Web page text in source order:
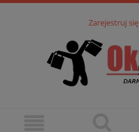
Zarejestruj się